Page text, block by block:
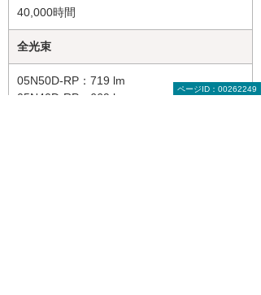
40,000時間
全光束
05N50D-RP：719 lm
05N40D-RP：669 lm
ページID：00262249